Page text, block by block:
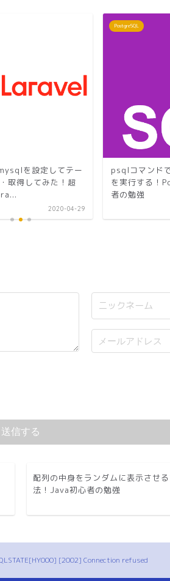
を設定してテー
取得してみた！超
2020-04-29
PostgreSQL
psqlコマンド
を実行する！
者の勉強
配列の中身をランダムに表示させ
法！Java初心者の勉強
[2002] Connection refused